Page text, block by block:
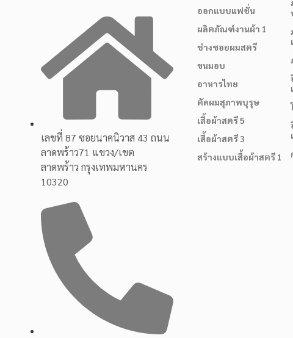
เลขที่ 87 ซอยนาคนิวาส 43 ถนน
ลาดพร้าว71 แขวง/เขต
ลาดพร้าว กรุงเทพมหานคร
10320
ออกแบบแฟชั่น
ผลิตภัณฑ์งานผ้า 1
ช่างซอยผมสตรี
ขนมอบ
อาหารไทย
ตัดผมสุภาพบุรุษ
เสื้อผ้าสตรี 5
เสื้อผ้าสตรี 3
สร้างแบบเสื้อผ้าสตรี 1